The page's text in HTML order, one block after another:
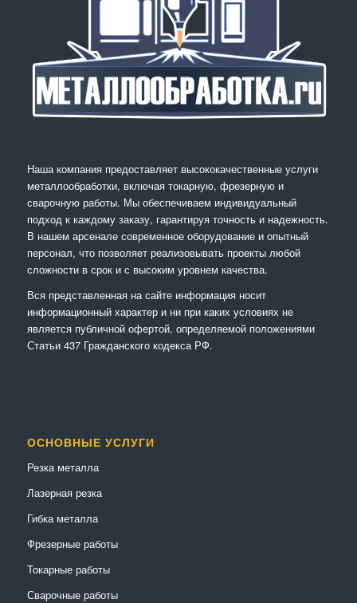
Наша компания предоставляет высококачественные услуги
металлообработки, включая токарную, фрезерную и
сварочную работы. Мы обеспечиваем индивидуальный
подход к каждому заказу, гарантируя точность и надежность.
В нашем арсенале современное оборудование и опытный
персонал, что позволяет реализовывать проекты любой
сложности в срок и с высоким уровнем качества.
Вся представленная на сайте информация носит
информационный характер и ни при каких условиях не
является публичной офертой, определяемой положениями
Статьи 437 Гражданского кодекса РФ.
ОСНОВНЫЕ УСЛУГИ
Резка металла
Лазерная резка
Гибка металла
Фрезерные работы
Токарные работы
Сварочные работы